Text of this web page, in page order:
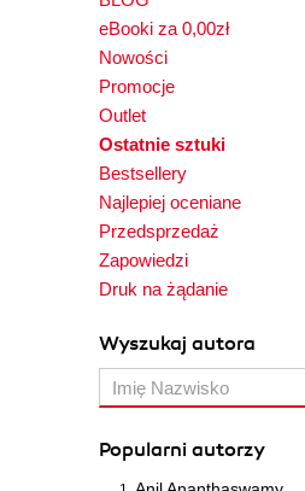
eBooki za 0,00zł
Nowości
Promocje
Outlet
Ostatnie sztuki
Bestsellery
Najlepiej oceniane
Przedsprzedaż
Zapowiedzi
Druk na żądanie
Wyszukaj autora
Popularni autorzy